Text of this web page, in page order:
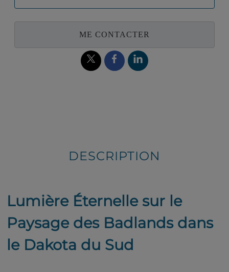
ME CONTACTER
DESCRIPTION
Lumière Éternelle sur le
Paysage des Badlands dans
le Dakota du Sud